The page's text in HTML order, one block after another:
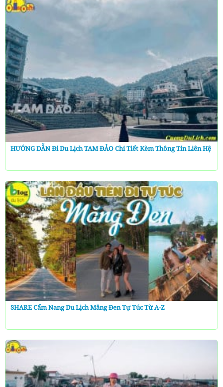
HƯỚNG DẪN Đi Du Lịch TAM ĐẢO Chi Tiết Kèm Thông Tin Liên Hệ
SHARE Cẩm Nang Du Lịch Măng Đen Tự Túc Từ A-Z